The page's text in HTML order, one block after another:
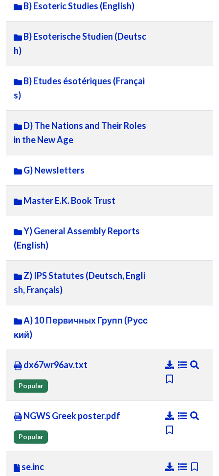
B) Esoteric Studies (English)
B) Esoterische Studien (Deutsc
h)
B) Etudes ésotériques (Françai
s)
D) The Nations and Their Roles
in the New Age
G) Newsletters
Master E.K. Book Trust
Y) General Assembly Reports
(English)
Z) IPS Statutes (Deutsch, Engli
sh, Français)
А) 10 Первичных Групп (Русс
кий)
dx67wr96av.txt
Popular
NGWS Greek poster.pdf
Popular
se.inc